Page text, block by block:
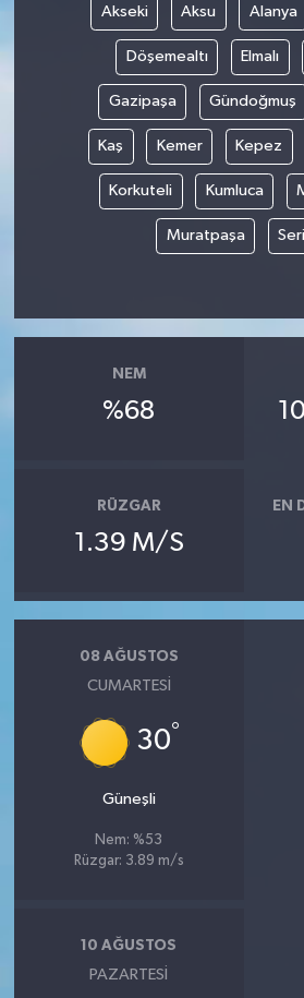
Akseki Aksu Alanya
Döşemealtı Elmalı
Gazipaşa Gündoğmuş
Kaş Kemer Kepez
Korkuteli Kumluca
Muratpaşa
NEM
%68
RÜZGAR
1.39 M/S
EN
08 AĞUSTOS
CUMARTESI
30°
Güneşli
Nem: %53
Rüzgar: 3.89 m/s
10 AĞUSTOS
PAZARTESI